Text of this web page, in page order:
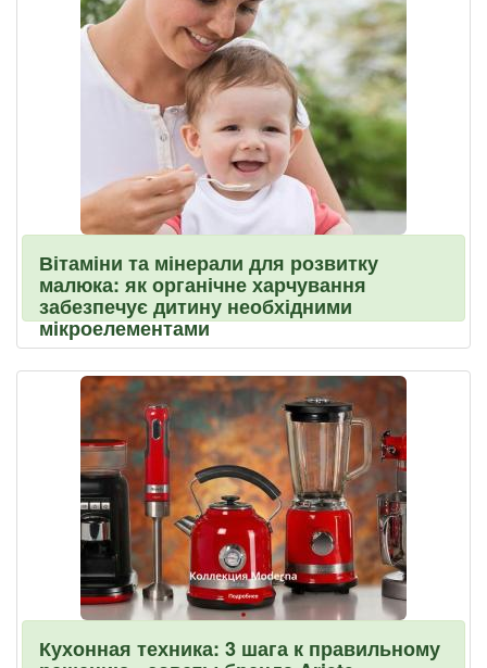
Вітаміни та мінерали для розвитку
малюка: як органічне харчування
забезпечує дитину необхідними
мікроелементами
Кухонная техника: 3 шага к правильному